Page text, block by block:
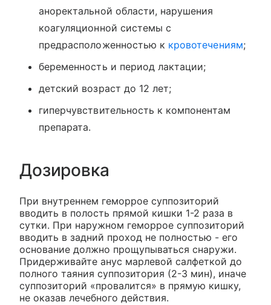
аноректальной области, нарушения
коагуляционной системы с
предрасположенностью к кровотечениям;
беременность и период лактации;
детский возраст до 12 лет;
гиперчувствительность к компонентам
препарата.
Дозировка
При внутреннем геморрое суппозиторий
вводить в полость прямой кишки 1-2 раза в
сутки. При наружном геморрое суппозиторий
вводить в задний проход не полностью - его
основание должно прощупываться снаружи.
Придерживайте анус марлевой салфеткой до
полного таяния суппозитория (2-3 мин), иначе
суппозиторий «провалится» в прямую кишку,
не оказав лечебного действия.